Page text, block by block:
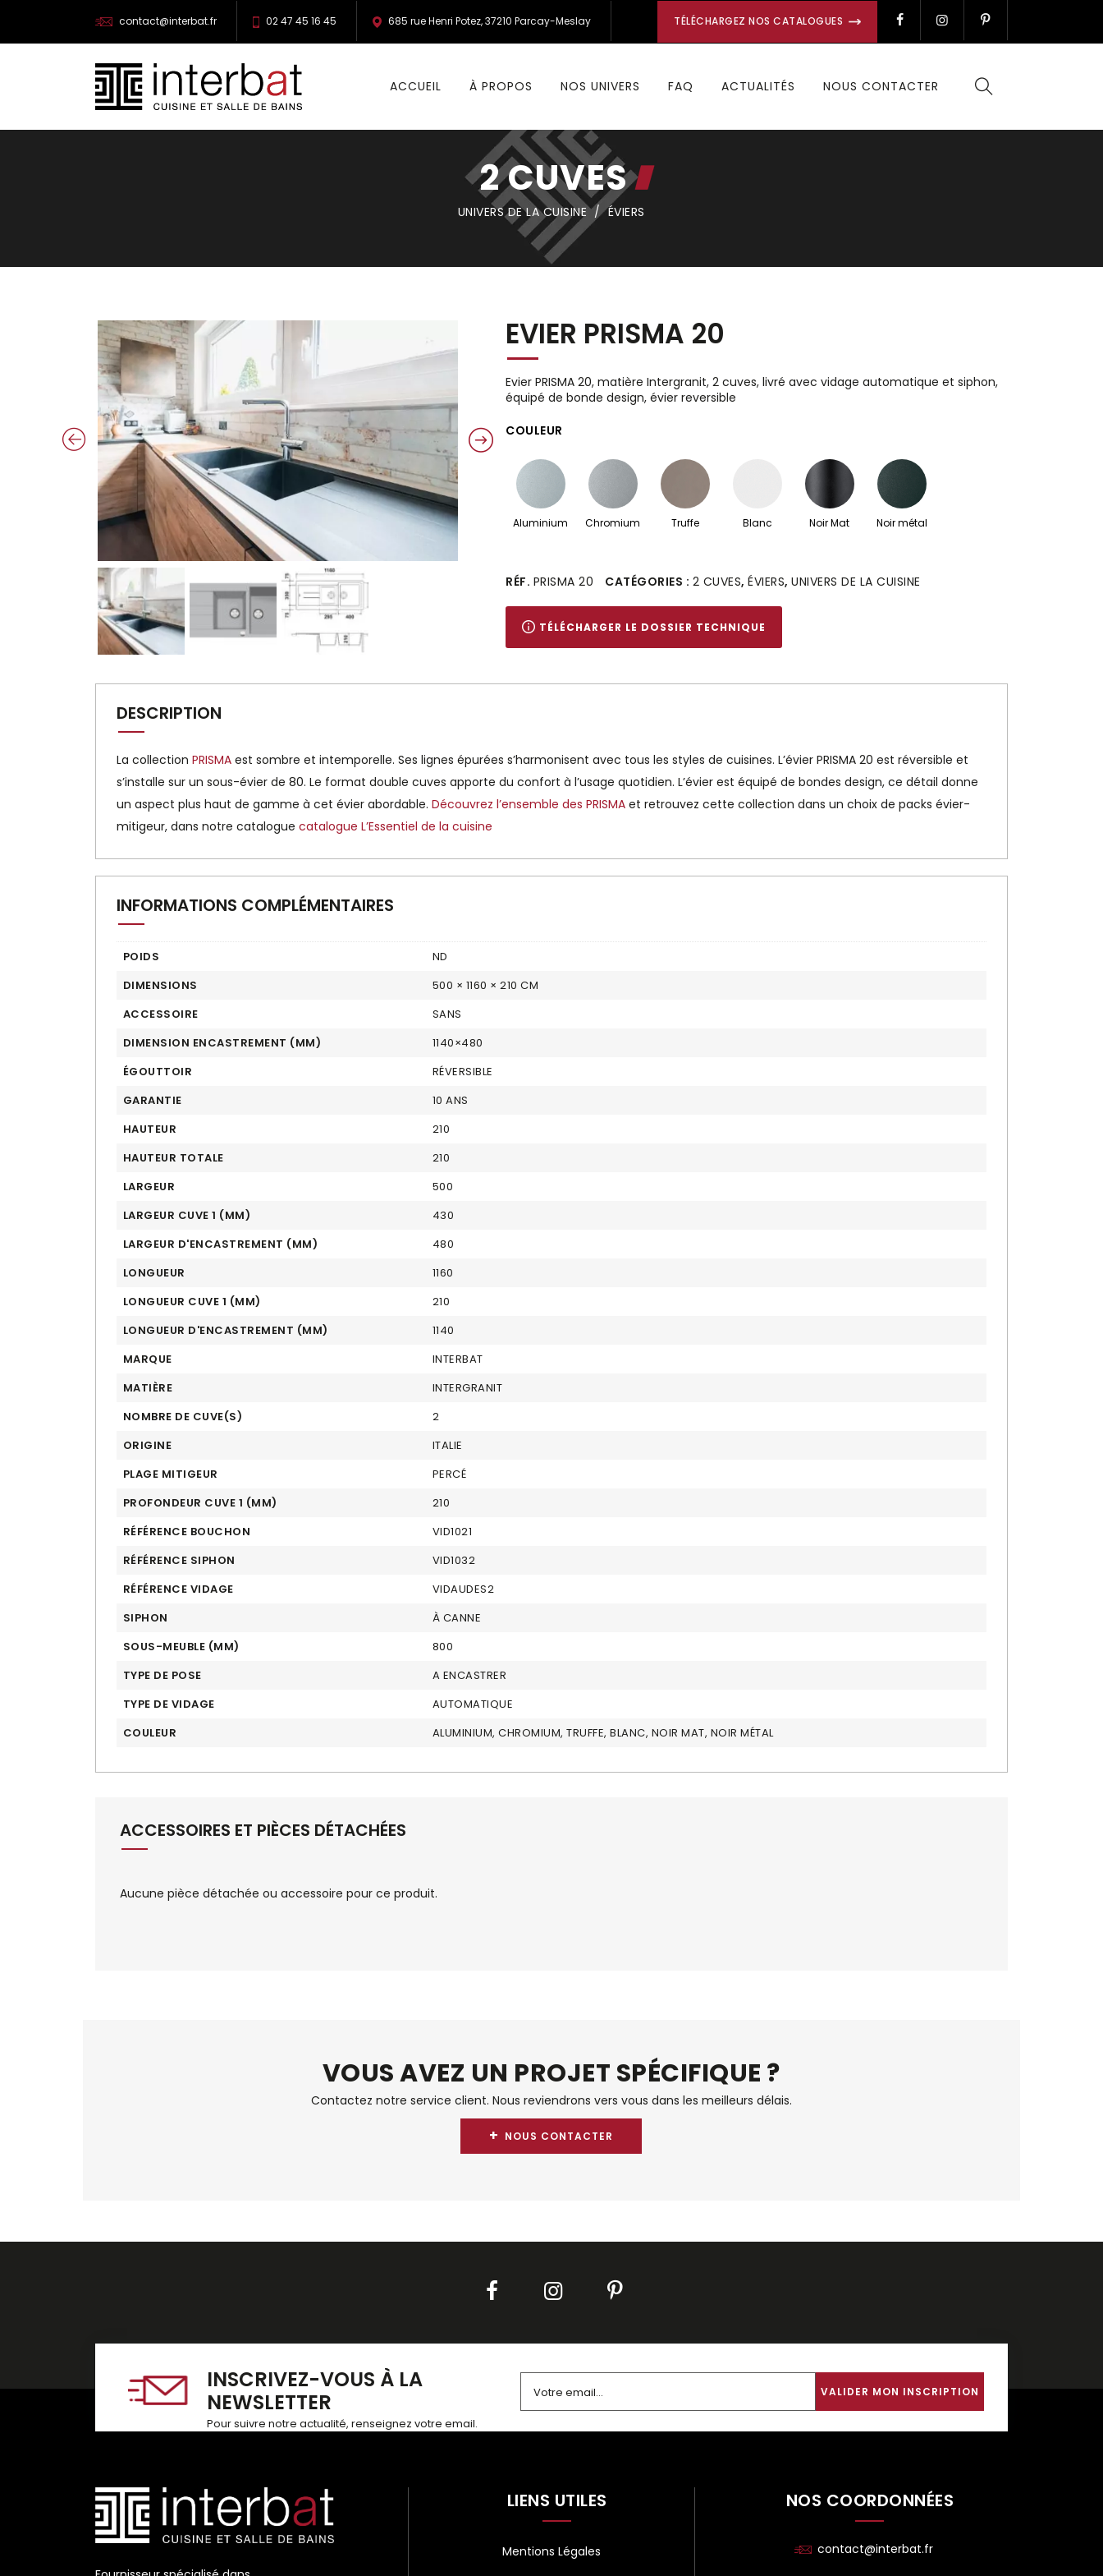
contact@interbat.fr 02 47 45 16 45 685 rue Henri Potez, 37210 Parcay-Meslay TÉLÉCHARGEZ NOS CATALOGUES
ACCUEIL À PROPOS NOS UNIVERS FAQ ACTUALITÉS NOUS CONTACTER
2 CUVES
UNIVERS DE LA CUISINE/ÉVIERS
EVIER PRISMA 20
Evier PRISMA 20, matière Intergranit, 2 cuves, livré avec vidage automatique et siphon,
équipé de bonde design, évier reversible
COULEUR
Aluminium Chromium Truffe Blanc Noir Mat Noir métal
Alternative:
RÉF. PRISMA 20 CATÉGORIES : 2 CUVES,ÉVIERS,UNIVERS DE LA CUISINE
TÉLÉCHARGER LE DOSSIER TECHNIQUE
DESCRIPTION
La collection PRISMAest sombre et intemporelle. Ses lignes épurées s’harmonisent avec tous les styles de cuisines. L’évier PRISMA 20 est réversible et
s’installe sur un sous-évier de 80. Le format double cuves apporte du confort à l’usage quotidien. L’évier est équipé de bondes design, ce détail donne
un aspect plus haut de gamme à cet évier abordable. Découvrez l’ensemble des PRISMAet retrouvez cette collection dans un choix de packs évier-
mitigeur, dans notre catalogue catalogue L’Essentiel de la cuisine
INFORMATIONS COMPLÉMENTAIRES
POIDS
ND
DIMENSIONS
500 × 1160 × 210 CM
ACCESSOIRE
SANS
DIMENSION ENCASTREMENT (MM)
1140×480
ÉGOUTTOIR
RÉVERSIBLE
GARANTIE
10 ANS
HAUTEUR
210
HAUTEUR TOTALE
210
LARGEUR
500
LARGEUR CUVE 1 (MM)
430
LARGEUR D'ENCASTREMENT (MM)
480
LONGUEUR
1160
LONGUEUR CUVE 1 (MM)
210
LONGUEUR D'ENCASTREMENT (MM)
1140
MARQUE
INTERBAT
MATIÈRE
INTERGRANIT
NOMBRE DE CUVE(S)
2
ORIGINE
ITALIE
PLAGE MITIGEUR
PERCÉ
PROFONDEUR CUVE 1 (MM)
210
RÉFÉRENCE BOUCHON
VID1021
RÉFÉRENCE SIPHON
VID1032
RÉFÉRENCE VIDAGE
VIDAUDES2
SIPHON
À CANNE
SOUS-MEUBLE (MM)
800
TYPE DE POSE
A ENCASTRER
TYPE DE VIDAGE
AUTOMATIQUE
COULEUR
ALUMINIUM, CHROMIUM, TRUFFE, BLANC, NOIR MAT, NOIR MÉTAL
ACCESSOIRES ET PIÈCES DÉTACHÉES
Aucune pièce détachée ou accessoire pour ce produit.
VOUS AVEZ UN PROJET SPÉCIFIQUE ?
Contactez notre service client. Nous reviendrons vers vous dans les meilleurs délais.
+ NOUS CONTACTER
INSCRIVEZ-VOUS À LA
NEWSLETTER
Pour suivre notre actualité, renseignez votre email. Alternative:
LIENS UTILES
Mentions Légales
NOS COORDONNÉES
contact@interbat.fr